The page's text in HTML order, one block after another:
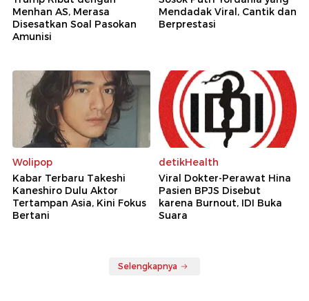
Menhan AS, Merasa
Disesatkan Soal Pasokan
Amunisi
Mendadak Viral, Cantik dan
Berprestasi
Wolipop
Kabar Terbaru Takeshi
Kaneshiro Dulu Aktor
Tertampan Asia, Kini Fokus
Bertani
detikHealth
Viral Dokter-Perawat Hina
Pasien BPJS Disebut
karena Burnout, IDI Buka
Suara
Selengkapnya